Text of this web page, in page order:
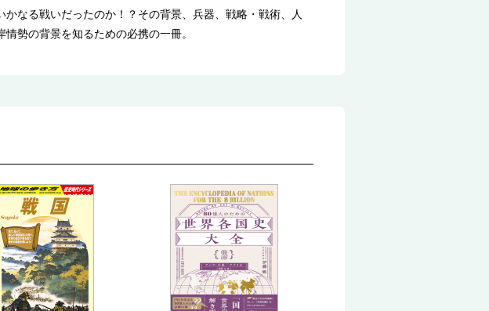
なる戦いだったのか！？その背景、兵器、戦略・戦術、人
勢の背景を知るための必携の一冊。